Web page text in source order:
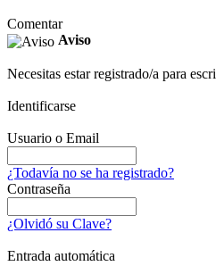
Comentar
Aviso
Necesitas estar registrado/a para
Identificarse
Usuario o Email
¿Todavía no se ha registrado?
Contraseña
¿Olvidó su Clave?
Entrada automática